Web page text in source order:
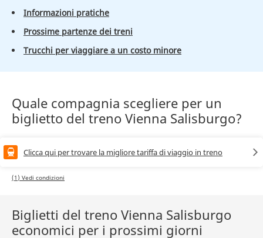
Informazioni pratiche
Prossime partenze dei treni
Trucchi per viaggiare a un costo minore
Quale compagnia scegliere per un
biglietto del treno Vienna Salisburgo?
Clicca qui per trovare la migliore tariffa di viaggio in treno
(1) Vedi condizioni
Biglietti del treno Vienna Salisburgo
economici per i prossimi giorni